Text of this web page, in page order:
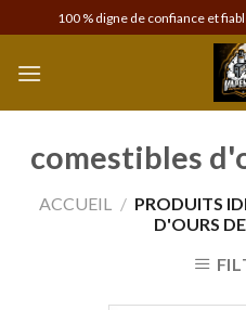
to
content
100 % digne de confiance et
comestibles
ACCUEIL / PRODUITS
D'OURS